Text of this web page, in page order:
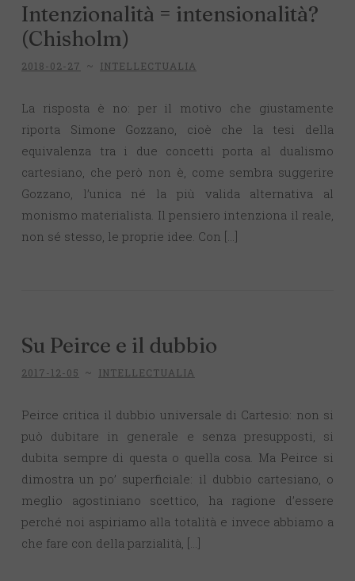
Intenzionalità = intensionalità?
(Chisholm)
2018-02-27 ~ INTELLECTUALIA
La risposta è no: per il motivo che giustamente
riporta Simone Gozzano, cioè che la tesi della
equivalenza tra i due concetti porta al dualismo
cartesiano, che però non è, come sembra suggerire
Gozzano, l’unica né la più valida alternativa al
monismo materialista. Il pensiero intenziona il reale,
non sé stesso, le proprie idee. Con […]
Su Peirce e il dubbio
2017-12-05 ~ INTELLECTUALIA
Peirce critica il dubbio universale di Cartesio: non si
può dubitare in generale e senza presupposti, si
dubita sempre di questa o quella cosa. Ma Peirce si
dimostra un po’ superficiale: il dubbio cartesiano, o
meglio agostiniano scettico, ha ragione d’essere
perché noi aspiriamo alla totalità e invece abbiamo a
che fare con della parzialità, […]